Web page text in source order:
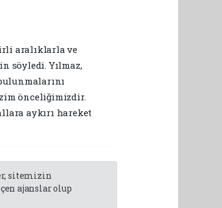
aralıklarla ve
söyledi. Yılmaz,
önceliğimizdir.
aykırı hareket
sitemizin
ajanslar olup